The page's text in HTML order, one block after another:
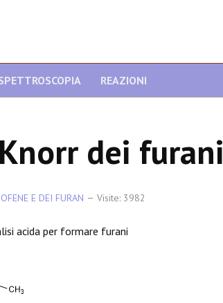
REAZIONI
dei furani
E DEI FURAN Visite: 3982
acida per formare furani